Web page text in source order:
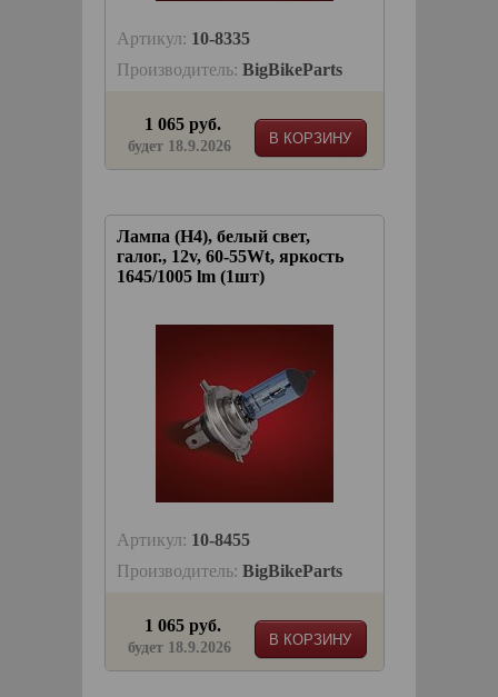
Артикул: 10-8335
Производитель: BigBikeParts
В КОРЗИНУ
1 065 руб.
будет 18.9.2026
Лампа (H4), белый свет,
галог., 12v, 60-55Wt, яркость
1645/1005 lm (1шт)
Артикул: 10-8455
Производитель: BigBikeParts
В КОРЗИНУ
1 065 руб.
будет 18.9.2026